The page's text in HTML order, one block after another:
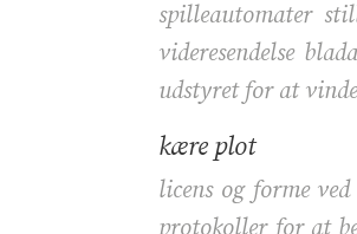
spilleautomater
videresendelse
udstyret for at
kære plot
licens og forme